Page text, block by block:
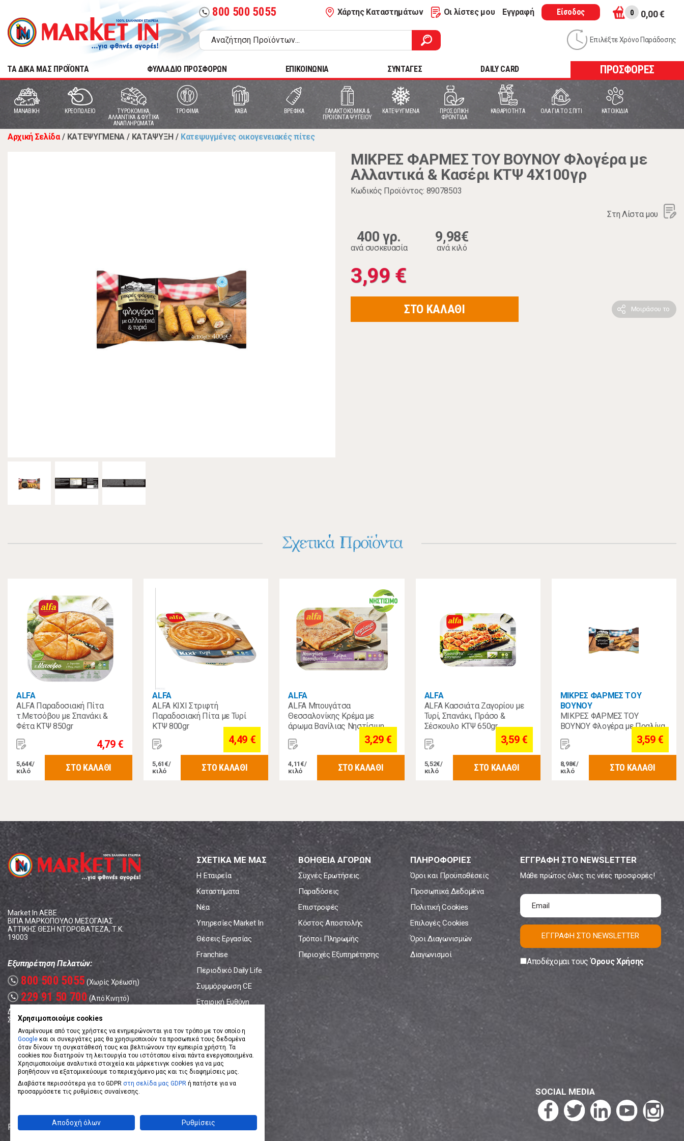
call 800 500 5055 Χάρτης Καταστημάτων Οι λίστες μου Εγγραφή Είσοδος 0 0,00 €
Επιλέξτε Χρόνο Παράδοσης
TA ΔΙΚΑ ΜΑΣ ΠΡΟΪΟΝΤΑ ΦΥΛΛΑΔΙΟ ΠΡΟΣΦΟΡΩΝ ΕΠΙΚΟΙΝΩΝΙΑ ΣΥΝΤΑΓΕΣ DAILY CARD ΠΡΟΣΦΟΡΕΣ
MANABIKH ΚΡΕΟΠΩΛΕΙΟ
ΤΥΡΟΚΟΜΙΚΑ,
ΑΛΛΑΝΤΙΚΑ & ΦΥΤΙΚΑ
ΑΝΑΠΛΗΡΩΜΑΤΑ
ΤΡΟΦΙΜΑ ΚΑΒΑ ΒΡΕΦΙΚΑ
ΓΑΛΑΚΤΟΚΟΜΙΚΑ &
ΠΡΟΙΟΝΤΑ ΨΥΓΕΙΟΥ
ΚΑΤΕΨΥΓΜΕΝΑ
ΠΡΟΣΩΠΙΚΗ
ΦΡΟΝΤΙΔΑ
ΚΑΘΑΡΙΟΤΗΤΑ ΟΛΑ ΓΙΑ ΤΟ ΣΠΙΤΙ ΚΑΤΟΙΚΙΔΙΑ
Αρχική Σελίδα / ΚΑΤΕΨΥΓΜΕΝΑ / ΚΑΤΑΨΥΞΗ / Κατεψυγμένες οικογενειακές πίτες
ΜΙΚΡΕΣ ΦΑΡΜΕΣ ΤΟΥ ΒΟΥΝΟΥ Φλογέρα με
Αλλαντικά & Κασέρι ΚΤΨ 4Χ100γρ
Κωδικός Προϊόντος: 89078503
Στη Λίστα μου
400 γρ.
ανά συσκευασία
9,98€
ανά κιλό
3,99 €
ΣΤΟ ΚΑΛΑΘΙ Μοιράσου το
Σχετικά Προϊόντα
ALFA
ALFA Παραδοσιακή Πίτα
τ.Μετσόβου με Σπανάκι &
Φέτα ΚΤΨ 850gr
4,79 €
5,64€/
κιλό
ΣΤΟ ΚΑΛΑΘΙ
ALFA
ALFA ΚΙΧΙ Στριφτή
Παραδοσιακή Πίτα με Τυρί
ΚΤΨ 800gr
4,49 €
5,61€/
κιλό
ΣΤΟ ΚΑΛΑΘΙ
ALFA
ALFA Μπουγάτσα
Θεσσαλονίκης Κρέμα με
άρωμα Βανίλιας Νηστίσιμη
ΚΤΨ 800gr
3,29 €
4,11€/
κιλό
ΣΤΟ ΚΑΛΑΘΙ
ALFA
ALFA Κασσιάτα Ζαγορίου με
Τυρί, Σπανάκι, Πράσο &
Σέσκουλο ΚΤΨ 650gr
3,59 €
5,52€/
κιλό
ΣΤΟ ΚΑΛΑΘΙ
ΜΙΚΡΕΣ ΦΑΡΜΕΣ ΤΟΥ
ΒΟΥΝΟΥ
ΜΙΚΡΕΣ ΦΑΡΜΕΣ ΤΟΥ
ΒΟΥΝΟΥ Φλογέρα με Πραλίνα
ΚΤΨ 4Χ100γρ
3,59 €
8,98€/
κιλό
ΣΤΟ ΚΑΛΑΘΙ
Market In ΑΕΒΕ
ΒΙΠΑ ΜΑΡΚΟΠΟΥΛΟ ΜΕΣΟΓΑΙΑΣ
ΑΤΤΙΚΗΣ ΘΕΣΗ ΝΤΟΡΟΒΑΤΕΖΑ, Τ.Κ.
19003
Εξυπηρέτηση Πελατών:
call 800 500 5055 (Χωρίς Χρέωση)
call 229 91 50 700 (Από Κινητό)
Δευτέρα - Παρασκευή: 08:00 - 17:00
Σάββατο: 08:00 – 14:00
ΣΧΕΤΙΚΑ ΜΕ ΜΑΣ
Η Εταιρεία
Καταστήματα
Νέα
Υπηρεσίες Market In
Θέσεις Εργασίας
Franchise
Περιοδικό Daily Life
Συμμόρφωση CE
Εταιρική Ευθύνη
ΒΟΗΘΕΙΑ ΑΓΟΡΩΝ
Συχνές Ερωτήσεις
Παραδόσεις
Επιστροφές
Κόστος Αποστολής
Τρόποι Πληρωμής
Περιοχές Εξυπηρέτησης
ΠΛΗΡΟΦΟΡΙΕΣ
Όροι και Προϋποθέσεις
Προσωπικά Δεδομένα
Πολιτική Cookies
Επιλογές Cookies
Όροι Διαγωνισμών
Διαγωνισμοί
ΕΓΓΡΑΦΗ ΣΤΟ NEWSLETTER
Μάθε πρώτος όλες τις νέες προσφορές!
ΕΓΓΡΑΦΗ ΣΤΟ NEWSLETTER
Αποδέχομαι τουςΌρους Χρήσης
SOCIAL MEDIA
Powered by eShopKeyDesigned by Koolmetrix
Χρησιμοποιούμε cookies
Αναμένουμε από τους χρήστες να ενημερώνονται για τον τρόπο με τον οποίο η
Google και οι συνεργάτες μας θα χρησιμοποιούν τα προσωπικά τους δεδομένα
όταν δίνουν τη συγκατάθεσή τους και βελτιώνουν την εμπειρία χρήστη. Τα
cookies που διατηρούν τη λειτουργία του ιστότοπου είναι πάντα ενεργοποιημένα.
Χρησιμοποιούμε αναλυτικά στοιχεία και μάρκετινγκ cookies για να μας
βοηθήσουν να εξατομικεύουμε το περιεχόμενο μας και τις διαφημίσεις μας.
Διαβάστε περισσότερα για το GDPR στη σελίδα μας GDPR ή πατήστε για να
προσαρμόσετε τις ρυθμίσεις συναίνεσης.
Αποδοχή όλων Ρυθμίσεις